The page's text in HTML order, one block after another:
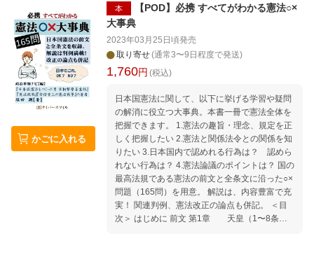
の沈没 鳩山由紀夫の沖縄発言／みんなの党の渡
辺喜美の浮沈／維新の旗揚げ／東日本大震災と
田佳彦／小沢一郎の民主党離党／安倍晋三の総
裁返り咲き／アベノミクスの起源 第二期安倍政
権の岸田文雄登用／二回目の東京五輪招致の成
京都知事という選択／希望の党騒動で立憲民主
党新設／コロナ危機と首相交代／菅義偉の退場
／安倍暗殺／安保三文書の改定／立憲民主党代
表に野田元首相／「理屈の石破茂」が首相に／
新首相の「いきなり解散」の賭け／人気の国民
民主党 第1章 戦後復興と高度成長 第2章 派
閥抗争と田中支配 第3章 バブルと一党支配・
崩壊前夜 第4章 バブル破裂・冷戦終結・政権
交代 第5章 経済長期低迷と迷走政治 第6章
小泉から麻生まで自民党政権の盛衰 第7章 民
外派遣ーー海部・宮沢・小泉の国際貢献 第八
章 北朝鮮核疑惑危機ーー金丸訪朝・細川内
第一〇章 尖閣問題の日中衝突ーー田中角栄
から野田佳彦まで 第一一章 日米同盟と集団
的自衛権ーー安倍晋三の挑戦 終 章 安保三
かごに入れる
本
【POD】必携 すべてがわかる憲法○×
大事典
2023年03月25日頃発売
取り寄せ(通常3〜9日程度で発送)
1,760円 (税込)
日本国憲法に関して、以下に挙げる学習や疑問
の解消に役立つ大事典。本書一冊で憲法全体を
把握できます。 1.憲法の趣旨・理念、規定を正
しく把握したい 2.憲法と関係法令との関係を知
りたい 3.日本国内で認めれる行為は？ 認めら
れない行為は？ 4.憲法論議のポイントは？ 国の
最高法規である憲法の前文と全条文に沿った○×
問題（165問）を用意。 解説は、内容豊富で充
実！ 関連判例、憲法改正の論点も併記。 ＜目
次＞ はじめに 前文 第1章 天皇（1〜8条）